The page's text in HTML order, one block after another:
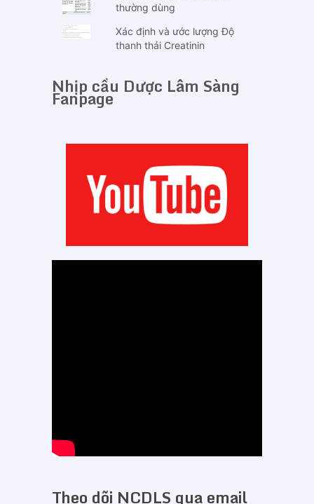
thường dùng
Xác định và ước lượng Độ
thanh thải Creatinin
Nhịp cầu Dược Lâm Sàng
Fanpage
Theo dõi NCDLS qua email